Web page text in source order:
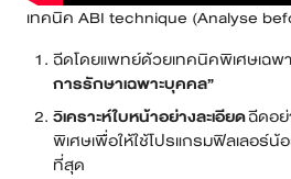
เทคนิค ABI technique (Analyse
ฉีดโดยแพทย์ด้วยเทคนิคพิเศษเฉพา
การรักษาเฉพาะบุคคล”
วิเคราะห์ใบหน้าอย่างละเอียดฉีดอย่
พิเศษเพื่อให้ใช้โปรแกรมฟิลเลอร์
ที่สุด